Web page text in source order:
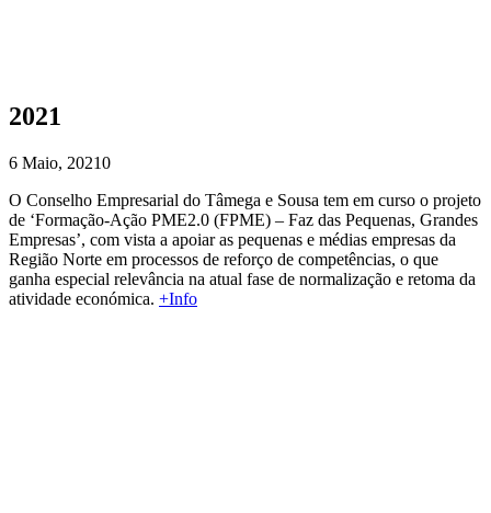
2021
6 Maio, 20210
O Conselho Empresarial do Tâmega e Sousa tem em curso o projeto
de ‘Formação-Ação PME2.0 (FPME) – Faz das Pequenas, Grandes
Empresas’, com vista a apoiar as pequenas e médias empresas da
Região Norte em processos de reforço de competências, o que
ganha especial relevância na atual fase de normalização e retoma da
atividade económica. +Info